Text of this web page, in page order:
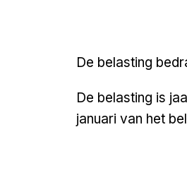
De belasting
De belasting is
januari van het